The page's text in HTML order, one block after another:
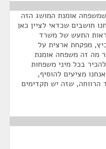
שמשפחה אומנת המושג הזה
חושבים שכדאי לציין כאן
התעש של משרד
מפקחת ארצית על
מה זה משפחה אומנת
בכל מיני משפחות
מציעים להוסיף,
שזה יש תקדימים